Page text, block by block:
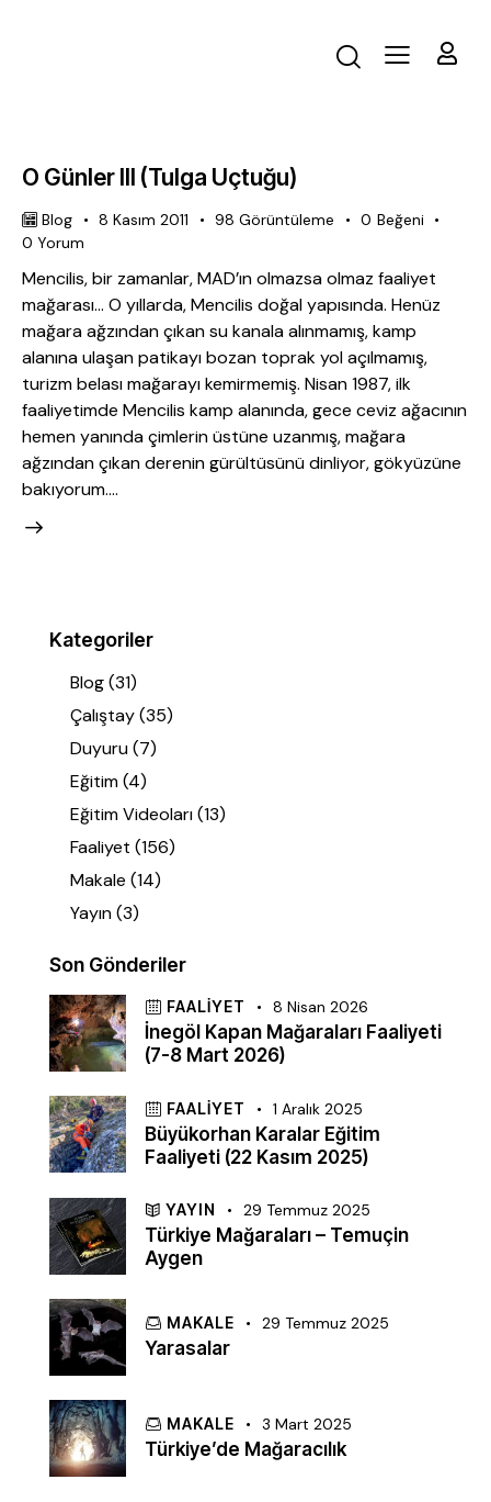
O Günler III (Tulga Uçtuğu)
Blog 8 Kasım 2011 98 Görüntüleme 0 Beğeni
0 Yorum
Mencilis, bir zamanlar, MAD’ın olmazsa olmaz faaliyet
mağarası… O yıllarda, Mencilis doğal yapısında. Henüz
mağara ağzından çıkan su kanala alınmamış, kamp
alanına ulaşan patikayı bozan toprak yol açılmamış,
turizm belası mağarayı kemirmemiş. Nisan 1987, ilk
faaliyetimde Mencilis kamp alanında, gece ceviz ağacının
hemen yanında çimlerin üstüne uzanmış, mağara
ağzından çıkan derenin gürültüsünü dinliyor, gökyüzüne
bakıyorum.…
Kategoriler
Blog(31)
Çalıştay(35)
Duyuru(7)
Eğitim(4)
Eğitim Videoları(13)
Faaliyet (156)
Makale (14)
Yayın(3)
Son Gönderiler
FAALIYET 8 Nisan 2026
İnegöl Kapan Mağaraları Faaliyeti
(7-8 Mart 2026)
FAALIYET 1 Aralık 2025
Büyükorhan Karalar Eğitim
Faaliyeti (22 Kasım 2025)
YAYIN 29 Temmuz 2025
Türkiye Mağaraları – Temuçin
Aygen
MAKALE 29 Temmuz 2025
Yarasalar
MAKALE 3 Mart 2025
Türkiye’de Mağaracılık